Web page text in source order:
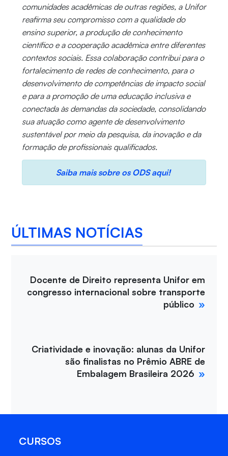
comunidades acadêmicas de outras regiões, a Unifor
reafirma seu compromisso com a qualidade do
ensino superior, a produção de conhecimento
científico e a cooperação acadêmica entre diferentes
contextos sociais. Essa colaboração contribui para o
fortalecimento de redes de conhecimento, para o
desenvolvimento de competências de impacto social
e para a promoção de uma educação inclusiva e
conectada às demandas da sociedade, consolidando
sua atuação como agente de desenvolvimento
sustentável por meio da pesquisa, da inovação e da
formação de profissionais qualificados.
Saiba mais sobre os ODS aqui!
ÚLTIMAS NOTÍCIAS
Docente de Direito representa Unifor em
congresso internacional sobre transporte
público
Criatividade e inovação: alunas da Unifor
são finalistas no Prêmio ABRE de
Embalagem Brasileira 2026
CURSOS